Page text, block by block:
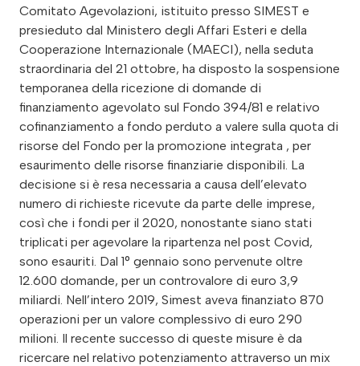
Comitato Agevolazioni, istituito presso SIMEST e
presieduto dal Ministero degli Affari Esteri e della
Cooperazione Internazionale (MAECI), nella seduta
straordinaria del 21 ottobre, ha disposto la sospensione
temporanea della ricezione di domande di
finanziamento agevolato sul Fondo 394/81 e relativo
cofinanziamento a fondo perduto a valere sulla quota di
risorse del Fondo per la promozione integrata , per
esaurimento delle risorse finanziarie disponibili. La
decisione si è resa necessaria a causa dell’elevato
numero di richieste ricevute da parte delle imprese,
così che i fondi per il 2020, nonostante siano stati
triplicati per agevolare la ripartenza nel post Covid,
sono esauriti. Dal 1° gennaio sono pervenute oltre
12.600 domande, per un controvalore di euro 3,9
miliardi. Nell’intero 2019, Simest aveva finanziato 870
operazioni per un valore complessivo di euro 290
milioni. Il recente successo di queste misure è da
ricercare nel relativo potenziamento attraverso un mix